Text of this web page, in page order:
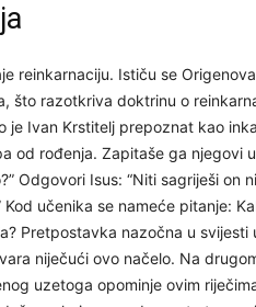
reinkarnaciju. Ističu se
što razotkriva doktrinu o
je Ivan Krstitelj prepoznat kao
od rođenja. Zapitaše ga njegovi
Odgovori Isus: “Niti sagriješi on
Kod učenika se nameće pitanje:
Pretpostavka nazočna u svijesti
niječući ovo načelo. Na
uzetoga opominje ovim